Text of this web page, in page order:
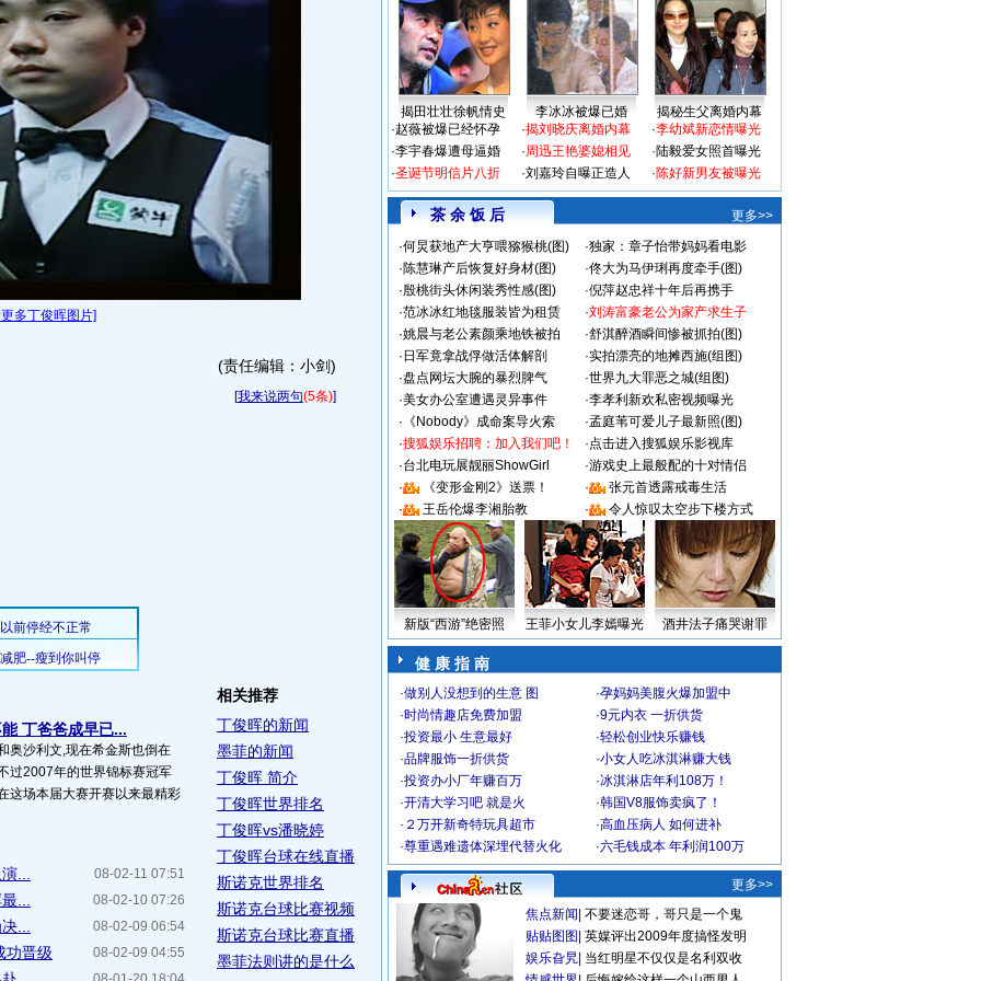
多丁俊晖图片]
(责任编辑：小剑)
[我来说两句(5条)]
丁爸爸成早已...
奥沙利文,现在希金斯也倒在
过2007年的世界锦标赛冠军
这场本届大赛开赛以来最精彩
08-02-11 07:51
...
08-02-10 07:26
...
08-02-09 06:54
...
08-02-09 04:55
功晋级
相关推荐
丁俊晖的新闻
墨菲的新闻
丁俊晖 简介
丁俊晖世界排名
丁俊晖vs潘晓婷
丁俊晖台球在线直播
斯诺克世界排名
斯诺克台球比赛视频
斯诺克台球比赛直播
墨菲法则讲的是什么
揭田壮壮徐帆情史 李冰冰被爆已婚
揭秘生父离婚内幕
·赵薇被爆已经怀孕
·李宇春爆遭母逼婚
·圣诞节明信片八折
·揭刘晓庆离婚内幕
·周迅王艳婆媳相见
·刘嘉玲自曝正造人
·李幼斌新恋情曝光
·陆毅爱女照首曝光
·陈好新男友被曝光
茶 余 饭 后
更多>>
·何炅获地产大亨喂猕猴桃(图) ·独家：章子怡带妈妈看电影
·陈慧琳产后恢复好身材(图) ·佟大为马伊琍再度牵手(图)
·殷桃街头休闲装秀性感(图) ·倪萍赵忠祥十年后再携手
·范冰冰红地毯服装皆为租赁 ·刘涛富豪老公为家产求生子
·姚晨与老公素颜乘地铁被拍 ·舒淇醉酒瞬间惨被抓拍(图)
· 日军竟拿战俘做活体解剖 ·实拍漂亮的地摊西施(组图)
·盘点网坛大腕的暴烈脾气 ·世界九大罪恶之城(组图)
·美女办公室遭遇灵异事件 ·李孝利新欢私密视频曝光
· 《Nobody》成命案导火索 ·孟庭苇可爱儿子最新照(图)
·搜狐娱乐招聘：加入我们吧！ ·点击进入搜狐娱乐影视库
·台北电玩展靓丽ShowGirl ·游戏史上最般配的十对情侣
·
《变形金刚2》送票！ ·
张元首透露戒毒生活
·
王岳伦爆李湘胎教 · 令人惊叹太空步下楼方式
新版“西游”绝密照 王菲小女儿李嫣曝光 酒井法子痛哭谢罪
健 康 指 南
·做别人没想到的生意 图 ·孕妈妈美腹火爆加盟中
·时尚情趣店免费加盟 ·9元内衣 一折供货
·投资最小 生意最好 ·轻松创业快乐赚钱
·品牌服饰一折供货 ·小女人吃冰淇淋赚大钱
·投资办小厂年赚百万 ·冰淇淋店年利108万！
·开清大学习吧 就是火 ·韩国V8服饰卖疯了！
· ２万开新奇特玩具超市 ·高血压病人 如何进补
·尊重遇难遗体深埋代替火化 ·六毛钱成本 年利润100万
更多>>
焦点新闻 不要迷恋哥，哥只是一个鬼
贴贴图图 英媒评出2009年度搞怪发明
娱乐旮旯 当红明星不仅仅是名利双收